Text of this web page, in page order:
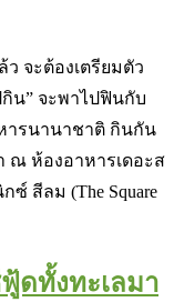
จะต้องเตรียมตัว
น” จะพาไปฟินกับ
ารนานาชาติ กินกัน
ณ ห้องอาหารเดอะส
ซ์ สีลม (The Square
ดทั้งทะเลมา